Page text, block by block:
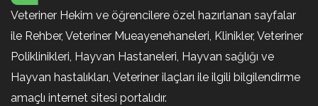
Veteriner Hekim ve öğrencilere özel hazırlanan sayfalar
ile Rehber, Veteriner Mueayenehaneleri, Klinikler, Veteriner
Poliklinikleri, Hayvan Hastaneleri, Hayvan sağlığı ve
Hayvan hastalıkları, Veteriner ilaçları ile ilgili bilgilendirme
amaçlı internet sitesi portalıdır.